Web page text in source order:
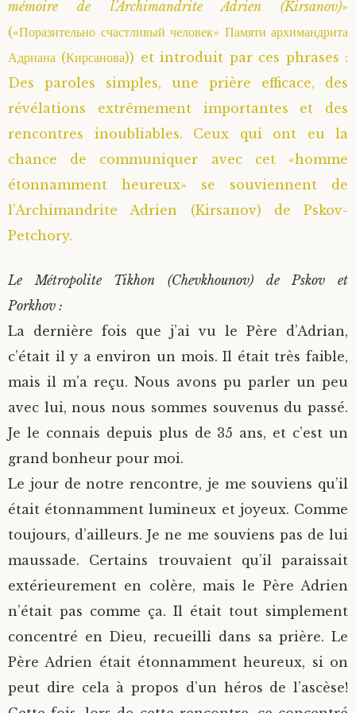
Saint Sophrony l’Athonite
Sainte Matrone de Moscou
Staritsa Marie Makovkine
Staritsa Anastasia
Archimandrite Lazare (Abachidzé)
Gerondissa Makrina (Vassopoulou)
Archimandrite Nathanaël (Pospelov)
Père Héliodore
mémoire de l’Archimandrite Adrien (Kirsanov)»
(«Поразительно счастливый человек» Памяти архимандрита
Адриана (Кирсанова)) et introduit par ces phrases :
Des paroles simples, une prière efficace, des
révélations extrêmement importantes et des
rencontres inoubliables. Ceux qui ont eu la
chance de communiquer avec cet «homme
étonnamment heureux» se souviennent de
l’Archimandrite Adrien (Kirsanov) de Pskov-
Petchory.
Le Métropolite Tikhon (Chevkhounov) de Pskov et
Porkhov :
La dernière fois que j’ai vu le Père d’Adrian,
c’était il y a environ un mois. Il était très faible,
mais il m’a reçu. Nous avons pu parler un peu
avec lui, nous nous sommes souvenus du passé.
Je le connais depuis plus de 35 ans, et c’est un
grand bonheur pour moi.
Le jour de notre rencontre, je me souviens qu’il
était étonnamment lumineux et joyeux. Comme
toujours, d’ailleurs. Je ne me souviens pas de lui
maussade. Certains trouvaient qu’il paraissait
extérieurement en colère, mais le Père Adrien
n’était pas comme ça. Il était tout simplement
concentré en Dieu, recueilli dans sa prière. Le
Père Adrien était étonnamment heureux, si on
peut dire cela à propos d’un héros de l’ascèse!